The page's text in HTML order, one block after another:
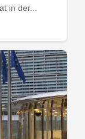
in der...